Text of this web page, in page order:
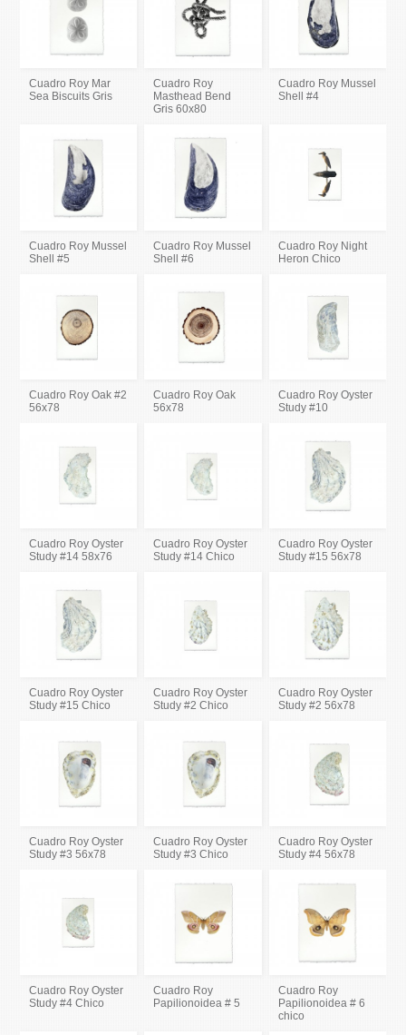
Cuadro Roy Mar
Sea Biscuits Gris
Cuadro Roy
Masthead Bend
Gris 60x80
Cuadro Roy Mussel
Shell #4
Cuadro Roy Mussel
Shell #5
Cuadro Roy Mussel
Shell #6
Cuadro Roy Night
Heron Chico
Cuadro Roy Oak #2
56x78
Cuadro Roy Oak
56x78
Cuadro Roy Oyster
Study #10
Cuadro Roy Oyster
Study #14 58x76
Cuadro Roy Oyster
Study #14 Chico
Cuadro Roy Oyster
Study #15 56x78
Cuadro Roy Oyster
Study #15 Chico
Cuadro Roy Oyster
Study #2 Chico
Cuadro Roy Oyster
Study #2 56x78
Cuadro Roy Oyster
Study #3 56x78
Cuadro Roy Oyster
Study #3 Chico
Cuadro Roy Oyster
Study #4 56x78
Cuadro Roy Oyster
Study #4 Chico
Cuadro Roy
Papilionoidea # 5
Cuadro Roy
Papilionoidea # 6
chico